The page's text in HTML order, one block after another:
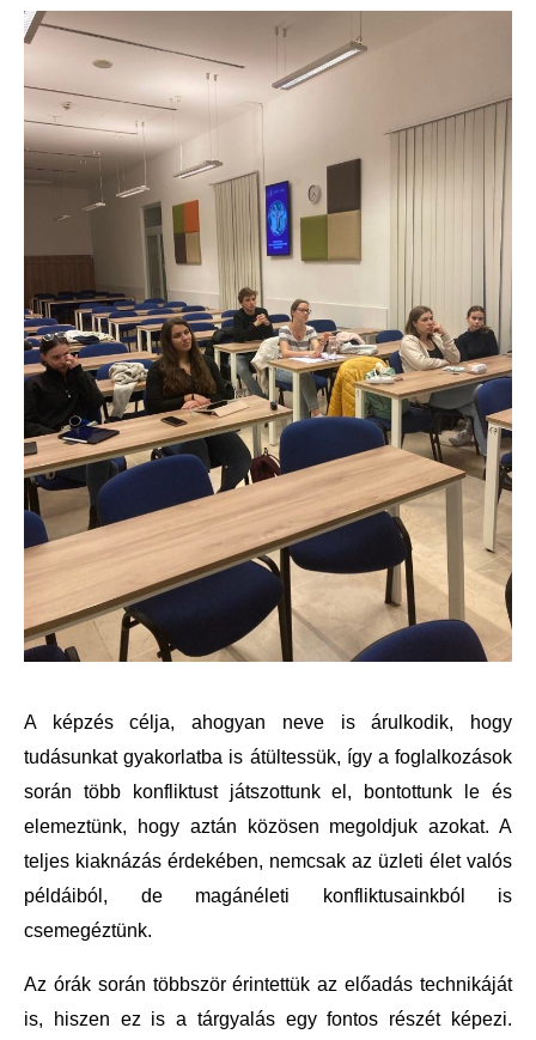
A képzés célja, ahogyan neve is árulkodik, hogy
tudásunkat gyakorlatba is átültessük, így a foglalkozások
során több konfliktust játszottunk el, bontottunk le és
elemeztünk, hogy aztán közösen megoldjuk azokat. A
teljes kiaknázás érdekében, nemcsak az üzleti élet valós
példáiból, de magánéleti konfliktusainkból is
csemegéztünk.
Az órák során többször érintettük az előadás technikáját
is, hiszen ez is a tárgyalás egy fontos részét képezi.